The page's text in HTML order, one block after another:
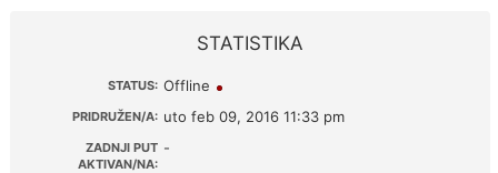
STATISTIKA
STATUS: Offline
PRIDRUŽEN/A: uto feb 09, 2016 11:33 pm
ZADNJI PUT
AKTIVAN/NA:
-